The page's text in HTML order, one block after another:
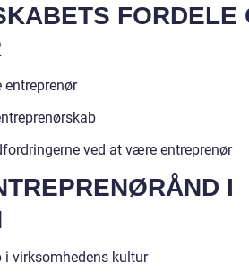
FORDELE
ved at være entreprenør
I
virksomhedens kultur